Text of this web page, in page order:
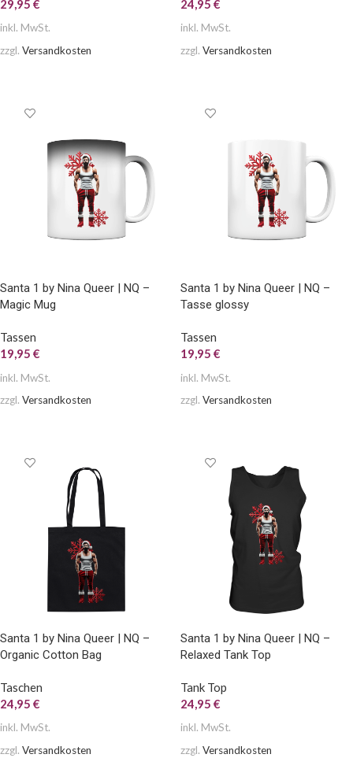
29,95 €
inkl. MwSt.
zzgl. Versandkosten
24,95 €
inkl. MwSt.
zzgl. Versandkosten
Santa 1 by Nina Queer | NQ –
Magic Mug
Tassen
19,95 €
inkl. MwSt.
zzgl. Versandkosten
Santa 1 by Nina Queer | NQ –
Tasse glossy
Tassen
19,95 €
inkl. MwSt.
zzgl. Versandkosten
Santa 1 by Nina Queer | NQ –
Organic Cotton Bag
Taschen
24,95 €
inkl. MwSt.
zzgl. Versandkosten
Santa 1 by Nina Queer | NQ –
Relaxed Tank Top
Tank Top
24,95 €
inkl. MwSt.
zzgl. Versandkosten